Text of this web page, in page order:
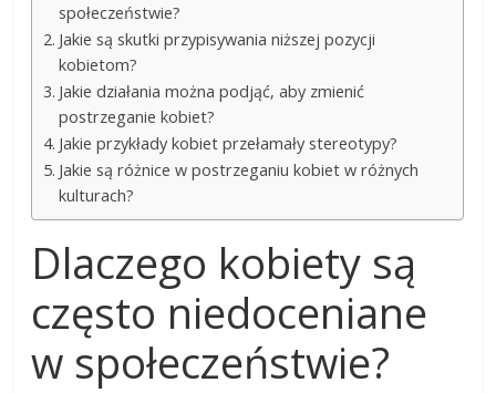
społeczeństwie?
Jakie są skutki przypisywania niższej pozycji
kobietom?
Jakie działania można podjąć, aby zmienić
postrzeganie kobiet?
Jakie przykłady kobiet przełamały stereotypy?
Jakie są różnice w postrzeganiu kobiet w różnych
kulturach?
Dlaczego kobiety są
często niedoceniane
w społeczeństwie?